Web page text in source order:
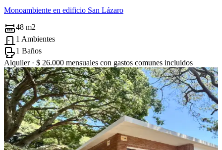
Monoambiente en edificio San Lázaro
48 m2
1 Ambientes
1 Baños
Alquiler · $ 26.000 mensuales con gastos comunes incluidos